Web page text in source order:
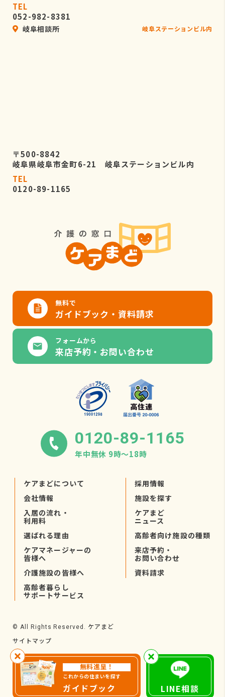
無料進呈！
これからの住まいを探す
ガイドブック LINE相談
TEL
052-982-8381
岐阜相談所 岐阜ステーションビル内
〒500-8842
岐阜県岐阜市金町6-21 岐阜ステーションビル内
TEL
0120-89-1165
無料で
ガイドブック・資料請求
フォームから
来店予約・お問い合わせ
0120-89-1165
年中無休 9時〜18時
ケアまどについて
会社情報
入居の流れ・
利用料
選ばれる理由
ケアマネージャーの
皆様へ
介護施設の皆様へ
高齢者暮らし
サポートサービス
採用情報
施設を探す
ケアまど
ニュース
高齢者向け施設の種類
来店予約・
お問い合わせ
資料請求
© All Rights Reserved. ケアまど
サイトマップ